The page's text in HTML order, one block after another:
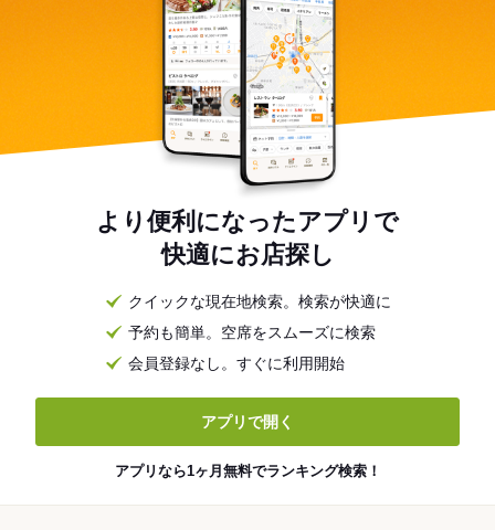
より便利になったアプリで
快適にお店探し
クイックな現在地検索。検索が快適に
予約も簡単。空席をスムーズに検索
会員登録なし。すぐに利用開始
アプリで開く
アプリなら1ヶ月無料でランキング検索！